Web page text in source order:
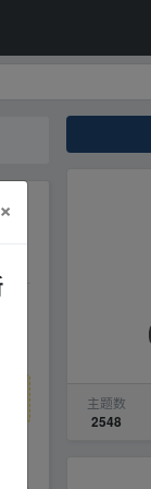
主题数
2548
×